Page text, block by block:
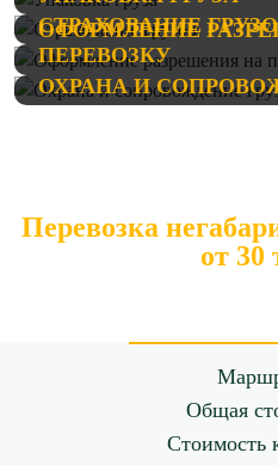
СТРАХОВАНИЕ
ОФОРМЛЕНИЕ
ПЕРЕВОЗКУ
ОХРАНА И
Перевозка
от 30
Общая
Стоимость